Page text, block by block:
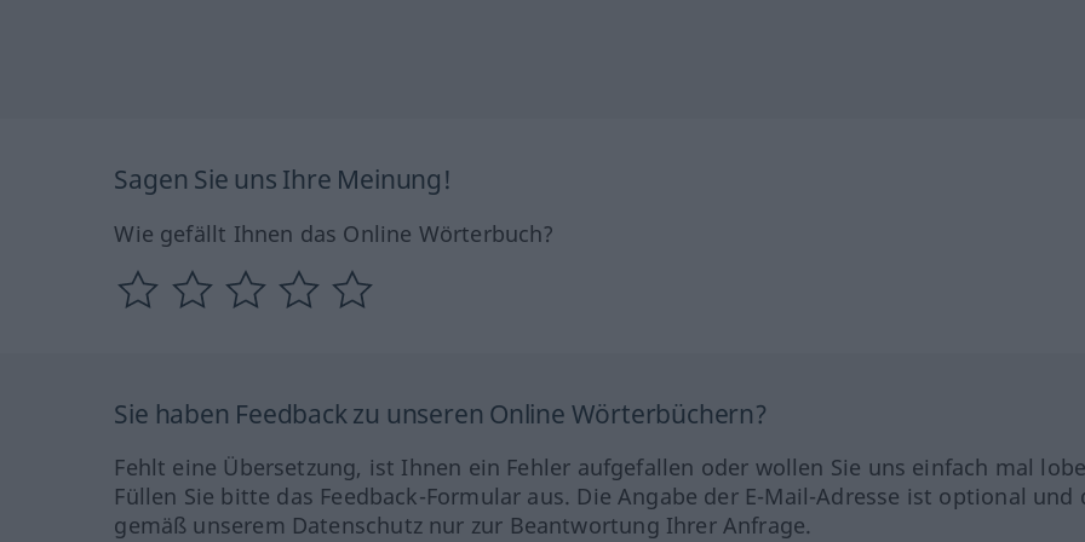
Sagen Sie uns Ihre Meinung!
Wie gefällt Ihnen das Online Wörterbuch?
Sie haben Feedback zu unseren Online Wörterbüchern?
Fehlt eine Übersetzung, ist Ihnen ein Fehler aufgefallen oder wollen Sie uns einfach mal
Füllen Sie bitte das Feedback-Formular aus. Die Angabe der E-Mail-Adresse ist optional und
gemäß unserem Datenschutz nur zur Beantwortung Ihrer Anfrage.